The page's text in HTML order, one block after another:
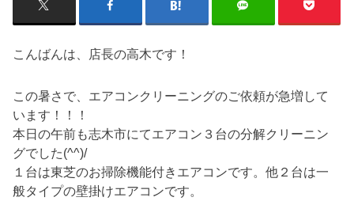
こんばんは、店長の高木です！
この暑さで、エアコンクリーニングのご依頼が急増して
います！！！
本日の午前も志木市にてエアコン３台の分解クリーニン
グでした(^^)/
１台は東芝のお掃除機能付きエアコンです。他２台は一
般タイプの壁掛けエアコンです。